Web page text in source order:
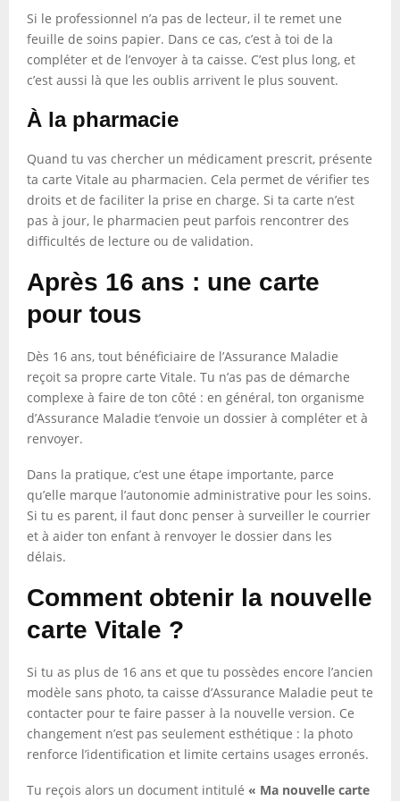
Si le professionnel n’a pas de lecteur, il te remet une
feuille de soins papier. Dans ce cas, c’est à toi de la
compléter et de l’envoyer à ta caisse. C’est plus long, et
c’est aussi là que les oublis arrivent le plus souvent.
À la pharmacie
Quand tu vas chercher un médicament prescrit, présente
ta carte Vitale au pharmacien. Cela permet de vérifier tes
droits et de faciliter la prise en charge. Si ta carte n’est
pas à jour, le pharmacien peut parfois rencontrer des
difficultés de lecture ou de validation.
Après 16 ans : une carte
pour tous
Dès 16 ans, tout bénéficiaire de l’Assurance Maladie
reçoit sa propre carte Vitale. Tu n’as pas de démarche
complexe à faire de ton côté : en général, ton organisme
d’Assurance Maladie t’envoie un dossier à compléter et à
renvoyer.
Dans la pratique, c’est une étape importante, parce
qu’elle marque l’autonomie administrative pour les soins.
Si tu es parent, il faut donc penser à surveiller le courrier
et à aider ton enfant à renvoyer le dossier dans les
délais.
Comment obtenir la nouvelle
carte Vitale ?
Si tu as plus de 16 ans et que tu possèdes encore l’ancien
modèle sans photo, ta caisse d’Assurance Maladie peut te
contacter pour te faire passer à la nouvelle version. Ce
changement n’est pas seulement esthétique : la photo
renforce l’identification et limite certains usages erronés.
Tu reçois alors un document intitulé « Ma nouvelle carte